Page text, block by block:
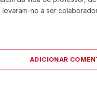
no a ser
ADICIONAR